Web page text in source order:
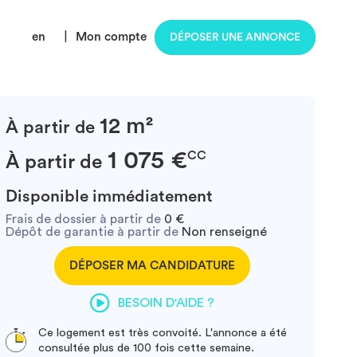
en Mon compte DÉPOSER UNE ANNONCE
À partir de 12 m²
À partir de 1 075 €CC
Disponible immédiatement
Frais de dossier à partir de 0 €
Dépôt de garantie à partir deNon renseigné
DÉPOSER MA CANDIDATURE
BESOIN D'AIDE ?
Ce logement est très convoité. L'annonce a été
consultée plus de 100 fois cette semaine.